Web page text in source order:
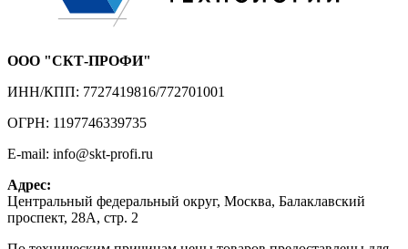
ООО "СКТ-ПРОФИ"
ИНН/КПП: 7727419816/772701001
ОГРН: 1197746339735
E-mail: info@skt-profi.ru
Адрес:
Центральный федеральный округ, Москва, Балаклавский
проспект, 28А, стр. 2